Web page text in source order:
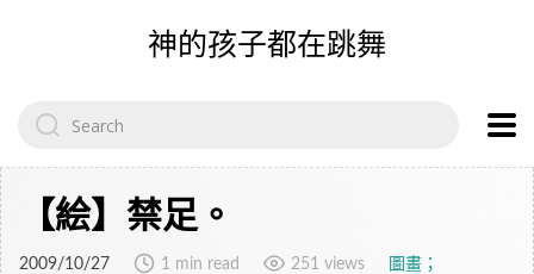
神的孩子都在跳舞
for:
【絵】禁足。
2009/10/27 1 min read 251 views
圖畫；